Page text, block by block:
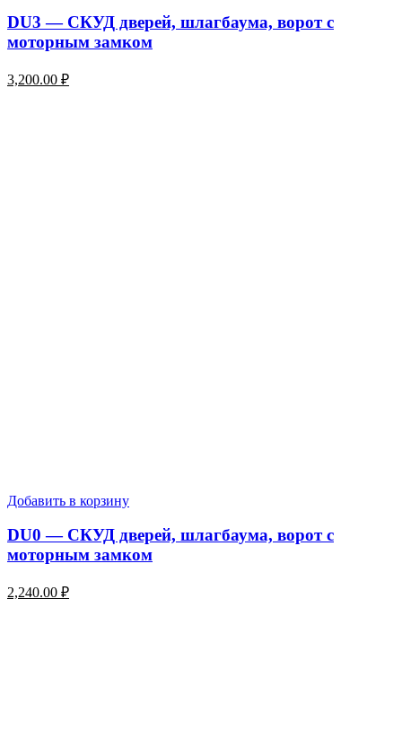
DU3 — СКУД дверей, шлагбаума, ворот с
моторным замком
3,200.00 ₽
Добавить в корзину
DU0 — СКУД дверей, шлагбаума, ворот с
моторным замком
2,240.00 ₽